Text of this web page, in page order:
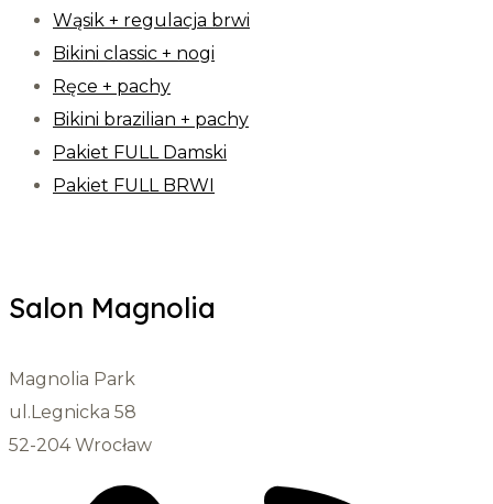
Wąsik + regulacja brwi
Bikini classic + nogi
Ręce + pachy
Bikini brazilian + pachy
Pakiet FULL Damski
Pakiet FULL BRWI
Salon Magnolia
Magnolia Park
ul.Legnicka 58
52-204 Wrocław